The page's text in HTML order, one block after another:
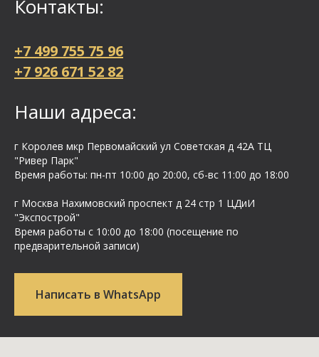
Контакты:
+7 499 755 75 96
+7 926 671 52 82
Наши адреса:
г Королев мкр Первомайский ул Cоветская д 42А ТЦ
"Ривер Парк"
Время работы: пн-пт 10:00 до 20:00, сб-вс 11:00 до 18:00
г Москва Нахимовский проспект д 24 стр 1 ЦДиИ
"Экспострой"
Время работы с 10:00 до 18:00 (посещение по
предварительной записи)
Написать в WhatsApp